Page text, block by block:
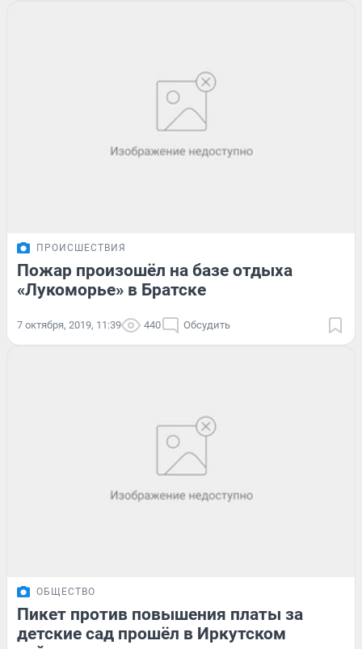
ПРОИСШЕСТВИЯ
Пожар произошёл на базе отдыха
«Лукоморье» в Братске
7 октября, 2019, 11:39 440 Обсудить
ОБЩЕСТВО
Пикет против повышения платы за
детские сад прошёл в Иркутском